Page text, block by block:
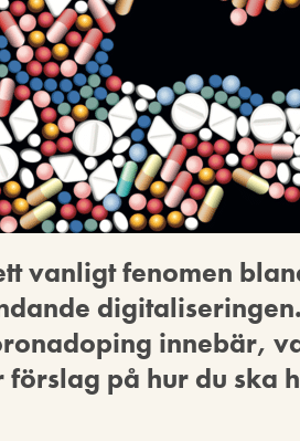
vanligt fenomen
innebär,
förslag på hur du ska